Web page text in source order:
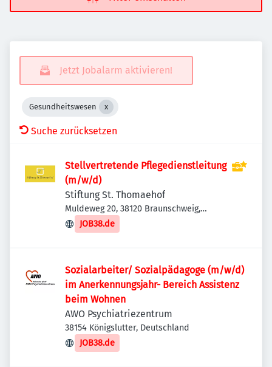
Jetzt Jobalarm aktivieren!
Gesundheitswesen
Suche zurücksetzen
Stellvertretende Pflegedienstleitung
(m/w/d)
Stiftung St. Thomaehof
Muldeweg 20, 38120 Braunschweig,
Deutschland
JOB38.de
Sozialarbeiter/ Sozialpädagoge (m/w/d)
im Anerkennungsjahr- Bereich Assistenz
beim Wohnen
AWO Psychiatriezentrum
38154 Königslutter, Deutschland
JOB38.de